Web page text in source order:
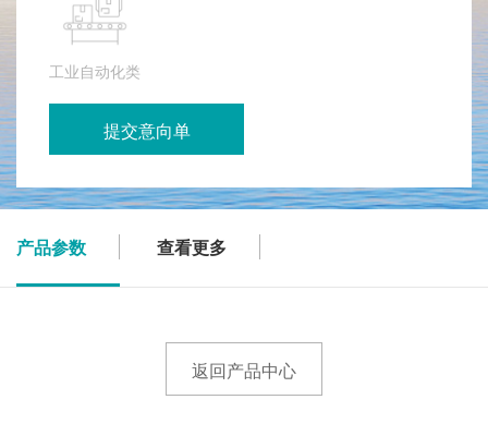
工业自动化类
提交意向单
产品参数 查看更多
返回产品中心